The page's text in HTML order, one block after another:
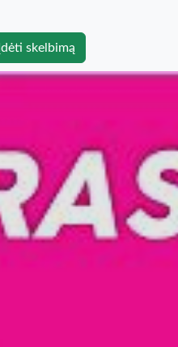
Įdėti skelbimą